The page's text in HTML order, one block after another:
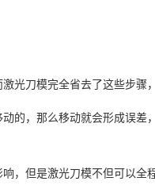
光刀模完全省去了这些步骤
的，那么移动就会形成误差
，但是激光刀模不但可以全